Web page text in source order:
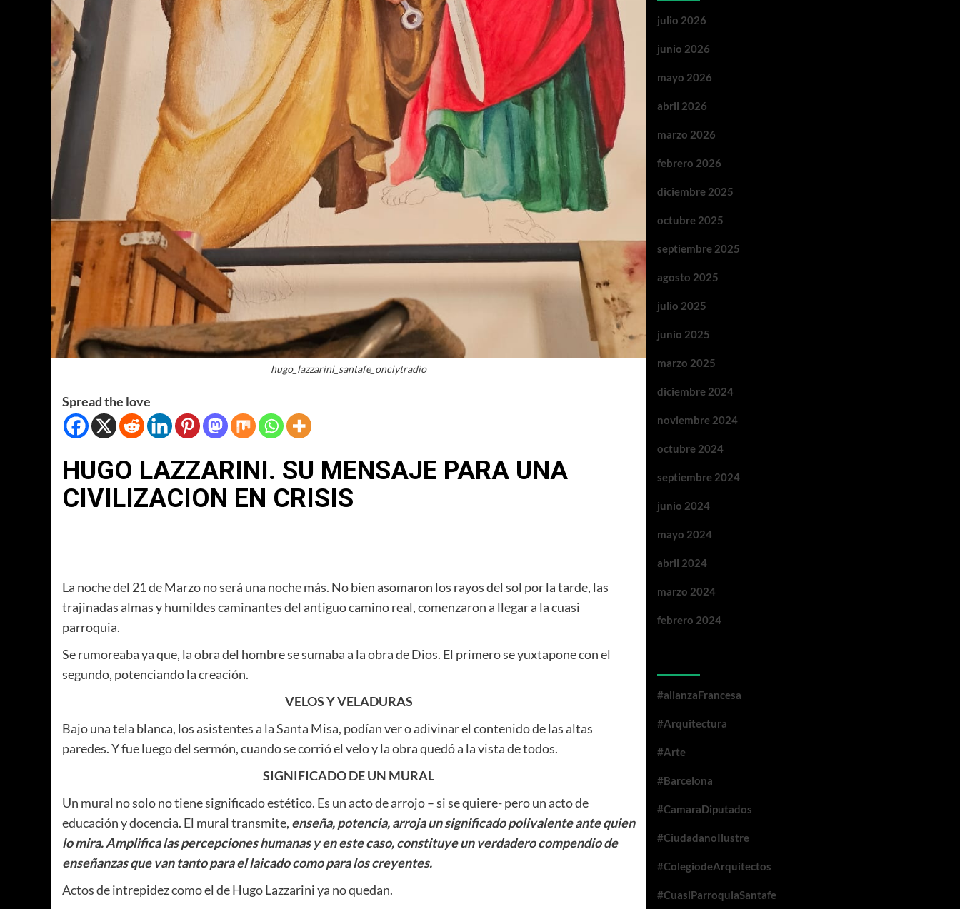
hugo_lazzarini_santafe_onciytradio
Spread the love
HUGO LAZZARINI. SU MENSAJE PARA UNA
CIVILIZACION EN CRISIS
La noche del 21 de Marzo no será una noche más. No bien asomaron los rayos del sol por la tarde, las
trajinadas almas y humildes caminantes del antiguo camino real, comenzaron a llegar a la cuasi
parroquia.
Se rumoreaba ya que, la obra del hombre se sumaba a la obra de Dios. El primero se yuxtapone con el
segundo, potenciando la creación.
VELOS Y VELADURAS
Bajo una tela blanca, los asistentes a la Santa Misa, podían ver o adivinar el contenido de las altas
paredes. Y fue luego del sermón, cuando se corrió el velo y la obra quedó a la vista de todos.
SIGNIFICADO DE UN MURAL
Un mural no solo no tiene significado estético. Es un acto de arrojo – si se quiere- pero un acto de
educación y docencia. El mural transmite, enseña, potencia, arroja un significado polivalente ante quien
lo mira. Amplifica las percepciones humanas y en este caso, constituye un verdadero compendio de
enseñanzas que van tanto para el laicado como para los creyentes.
Actos de intrepidez como el de Hugo Lazzarini ya no quedan.
julio 2026
junio 2026
mayo 2026
abril 2026
marzo 2026
febrero 2026
diciembre 2025
octubre 2025
septiembre 2025
agosto 2025
julio 2025
junio 2025
marzo 2025
diciembre 2024
noviembre 2024
octubre 2024
septiembre 2024
junio 2024
mayo 2024
abril 2024
marzo 2024
febrero 2024
#alianzaFrancesa
#Arquitectura
#Arte
#Barcelona
#CamaraDiputados
#CiudadanoIlustre
#ColegiodeArquitectos
#CuasiParroquiaSantafe